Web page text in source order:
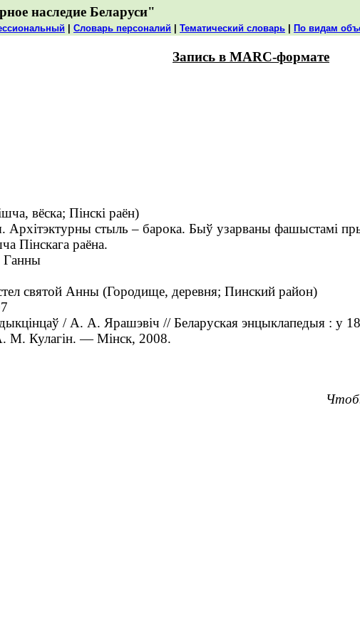
наследие Беларуси"
Словарь персоналий Тематический словарь По видам
Запись в MARC-формате
вёска; Пінскі раён)
стыль – барока. Быў узарваны фашыстамі
Пінскага раёна.
Ганны
святой Анны (Городище, деревня; Пинский район)
/ А. А. Ярашэвіч // Беларуская энцыклапедыя :
М. Кулагін. — Мінск, 2008.